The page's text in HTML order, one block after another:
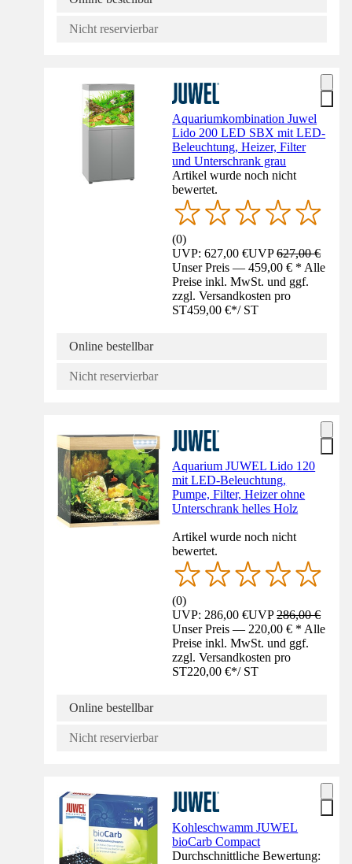
Nicht reservierbar
Aquariumkombination Juwel
Lido 200 LED SBX mit LED-
Beleuchtung, Heizer, Filter
und Unterschrank grau
Artikel wurde noch nicht
bewertet.
(0)
UVP: 627,00 €UVP627,00 €
Unser Preis — 459,00 € * Alle
Preise inkl. MwSt. und ggf.
zzgl. Versandkosten pro
ST459,00 €*/ ST
Online bestellbar
Nicht reservierbar
Aquarium JUWEL Lido 120
mit LED-Beleuchtung,
Pumpe, Filter, Heizer ohne
Unterschrank helles Holz
Artikel wurde noch nicht
bewertet.
(0)
UVP: 286,00 €UVP286,00 €
Unser Preis — 220,00 € * Alle
Preise inkl. MwSt. und ggf.
zzgl. Versandkosten pro
ST220,00 €*/ ST
Online bestellbar
Nicht reservierbar
Kohleschwamm JUWEL
bioCarb Compact
Durchschnittliche Bewertung: